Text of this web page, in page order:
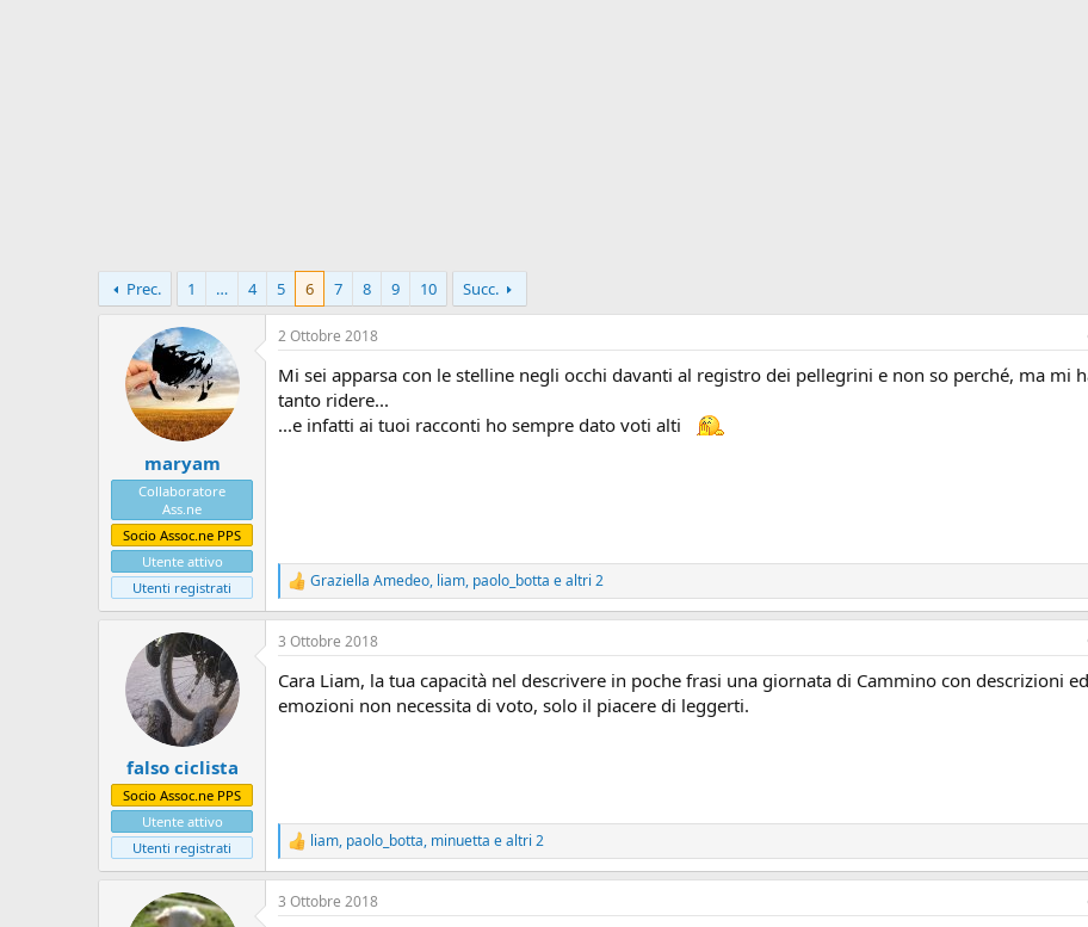
n
e Prec. 1 … 4 5 6 7 8 9 10 Succ.
maryam
Collaboratore
Ass.ne
Socio Assoc.ne PPS
Utente attivo
Utenti registrati
2 Ottobre 2018
Mi sei apparsa con le stelline negli occhi davanti al registro dei pellegrini e non so perché, ma mi
tanto ridere...
...e infatti ai tuoi racconti ho sempre dato voti alti
R
e
a
z
o
n
Graziella Amedeo, liam, paolo_botta e altri 2
falso ciclista
Socio Assoc.ne PPS
Utente attivo
Utenti registrati
3 Ottobre 2018
Cara Liam, la tua capacità nel descrivere in poche frasi una giornata di Cammino con descrizioni ed
emozioni non necessita di voto, solo il piacere di leggerti.
R
e
a
z
liam, paolo_botta, minuetta e altri 2
3 Ottobre 2018